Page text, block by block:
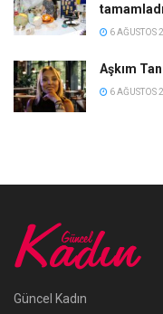
6 AĞUSTOS
Aşkım
6 AĞUSTOS
Güncel Kadın